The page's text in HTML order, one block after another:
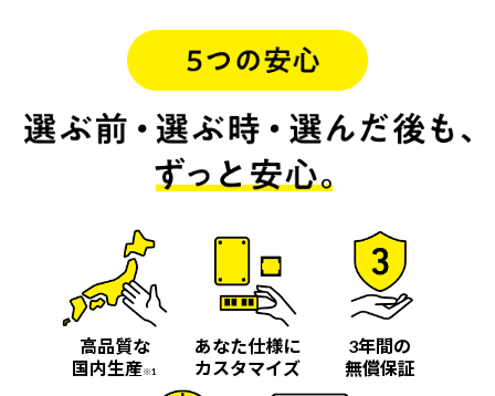
ワークステーション
Windows 11|
MousePro
iiyama
Windows 11| Copilot+ PC
学習向けパソコン
スペック/パーツ別
AIおすすめパソコン
Copilot+ PC
おすすめ目玉パソコン
今イチオシのパソコンをピ
Windows 11| Copilot+ PC
高品質な
国内生産※1
あなた仕様に
カスタマイズ
3年間の
無償保証